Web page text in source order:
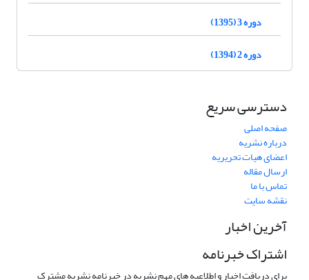
دوره 3 (1395)
دوره 2 (1394)
دسترسی سریع
صفحه اصلی
درباره نشریه
اعضای هیات تحریریه
ارسال مقاله
تماس با ما
نقشه سایت
آخرین اخبار
اشتراک خبرنامه
برای دریافت اخبار و اطلاعیه های مهم نشریه در خبرنامه نشریه مشترک